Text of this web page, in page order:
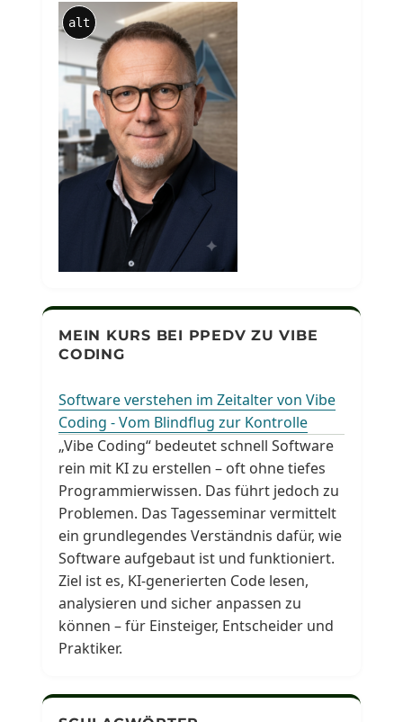
alt
MEIN KURS BEI PPEDV ZU VIBE
CODING
Software verstehen im Zeitalter von Vibe
Coding - Vom Blindflug zur Kontrolle
„Vibe Coding“ bedeutet schnell Software
rein mit KI zu erstellen – oft ohne tiefes
Programmierwissen. Das führt jedoch zu
Problemen. Das Tagesseminar vermittelt
ein grundlegendes Verständnis dafür, wie
Software aufgebaut ist und funktioniert.
Ziel ist es, KI-generierten Code lesen,
analysieren und sicher anpassen zu
können – für Einsteiger, Entscheider und
Praktiker.